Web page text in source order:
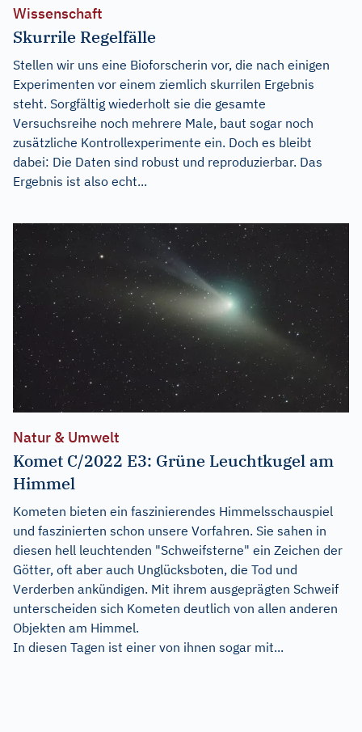
Wissenschaft
Skurrile Regelfälle
Stellen wir uns eine Bioforscherin vor, die nach einigen
Experimenten vor einem ziemlich skurrilen Ergebnis
steht. Sorgfältig wiederholt sie die gesamte
Versuchsreihe noch mehrere Male, baut sogar noch
zusätzliche Kontrollexperimente ein. Doch es bleibt
dabei: Die Daten sind robust und reproduzierbar. Das
Ergebnis ist also echt...
Natur & Umwelt
Komet C/2022 E3: Grüne Leuchtkugel am
Himmel
Kometen bieten ein faszinierendes Himmelsschauspiel
und faszinierten schon unsere Vorfahren. Sie sahen in
diesen hell leuchtenden "Schweifsterne" ein Zeichen der
Götter, oft aber auch Unglücksboten, die Tod und
Verderben ankündigen. Mit ihrem ausgeprägten Schweif
unterscheiden sich Kometen deutlich von allen anderen
Objekten am Himmel.
In diesen Tagen ist einer von ihnen sogar mit...